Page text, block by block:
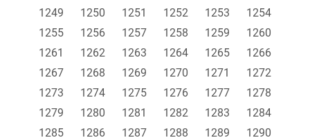
1249
1250 1251 1252 1253
1254
1255
1256 1257 1258 1259
1260
1261
1262 1263 1264 1265
1266
1267
1268 1269 1270 1271
1272
1273
1274 1275 1276 1277
1278
1279
1280 1281 1282 1283
1284
1285
1286 1287 1288 1289
1290